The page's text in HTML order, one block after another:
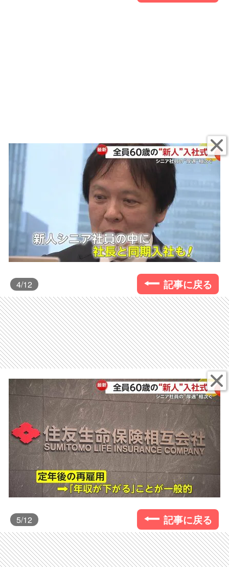
4/12 記事に戻る
5/12 記事に戻る